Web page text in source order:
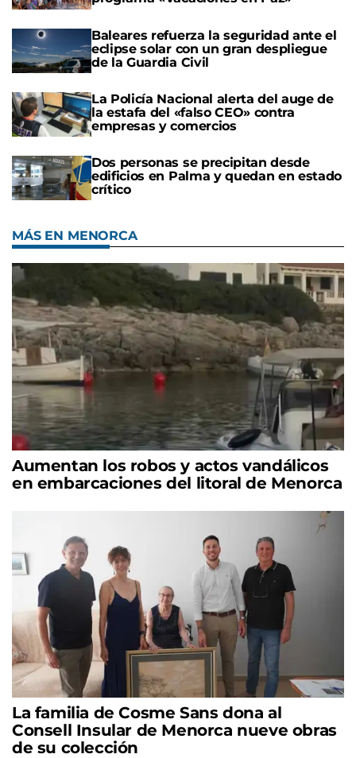
Baleares refuerza la seguridad ante el
eclipse solar con un gran despliegue
de la Guardia Civil
La Policía Nacional alerta del auge de
la estafa del «falso CEO» contra
empresas y comercios
Dos personas se precipitan desde
edificios en Palma y quedan en estado
crítico
MÁS EN MENORCA
Aumentan los robos y actos vandálicos
en embarcaciones del litoral de Menorca
La familia de Cosme Sans dona al
Consell Insular de Menorca nueve obras
de su colección